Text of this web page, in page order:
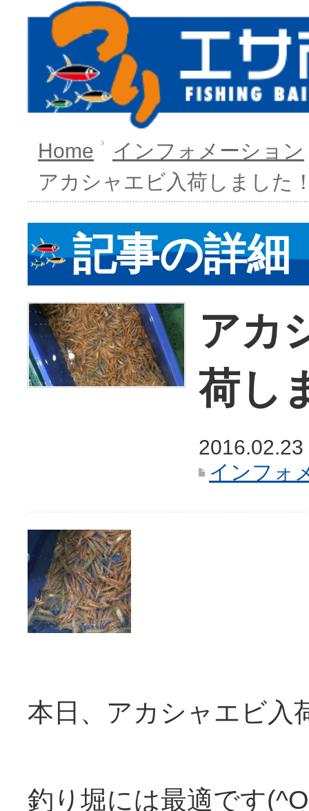
Home インフォメーション
アカシャエビ入荷しました
記事の詳細
アカ
荷し
2016.02.23
インフォ
本日、アカシャエビ入
釣り堀には最適です